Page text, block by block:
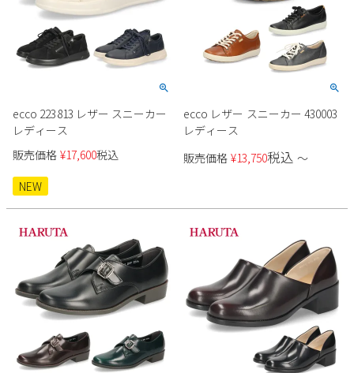
ecco 223813 レザー スニーカー
レディース
販売価格 ¥17,600税込
NEW
ecco レザー スニーカー 430003
レディース
販売価格 ¥13,750税込 〜